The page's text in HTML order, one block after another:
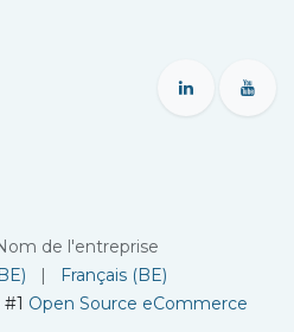
de l'entreprise
|
Français (BE)
Open Source eCommerce